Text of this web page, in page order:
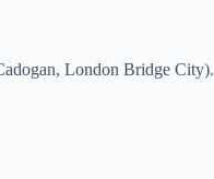
London Bridge City).